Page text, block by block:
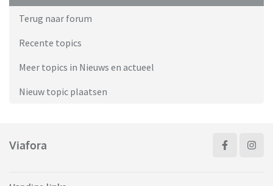
Terug naar forum
Recente topics
Meer topics in Nieuws en actueel
Nieuw topic plaatsen
Viafora